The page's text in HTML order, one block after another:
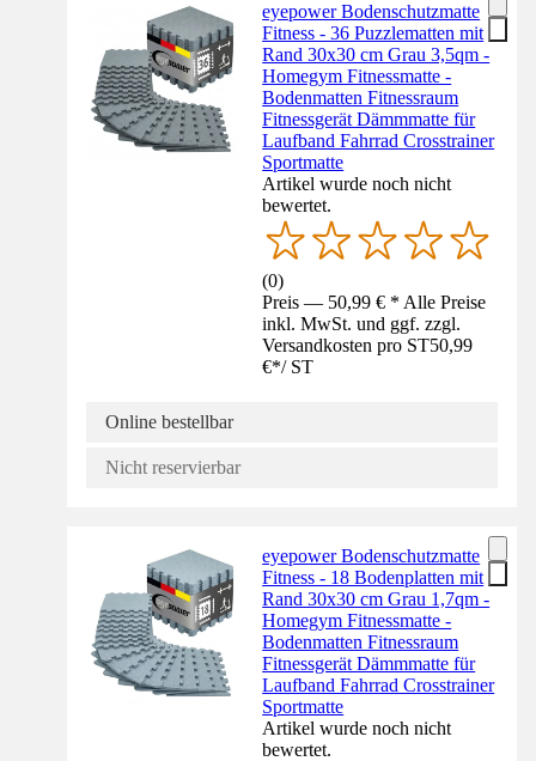
eyepower Bodenschutzmatte
Fitness - 36 Puzzlematten mit
Rand 30x30 cm Grau 3,5qm -
Homegym Fitnessmatte -
Bodenmatten Fitnessraum
Fitnessgerät Dämmmatte für
Laufband Fahrrad Crosstrainer
Sportmatte
Artikel wurde noch nicht
bewertet.
(0)
Preis — 50,99 € * Alle Preise
inkl. MwSt. und ggf. zzgl.
Versandkosten pro ST50,99
€*/ ST
Online bestellbar
Nicht reservierbar
eyepower Bodenschutzmatte
Fitness - 18 Bodenplatten mit
Rand 30x30 cm Grau 1,7qm -
Homegym Fitnessmatte -
Bodenmatten Fitnessraum
Fitnessgerät Dämmmatte für
Laufband Fahrrad Crosstrainer
Sportmatte
Artikel wurde noch nicht
bewertet.